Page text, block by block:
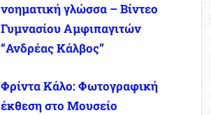
νοηματική γλώσσα – Βίντεο
Γυμνασίου Αμφιπαγιτών
“Ανδρέας Κάλβος”
Φρίντα Κάλο: Φωτογραφική
έκθεση στο Μουσείο